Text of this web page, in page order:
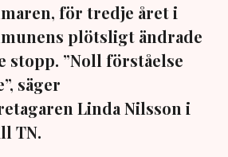
för tredje året i
plötsligt ändrade
”Noll förståelse
säger
Linda Nilsson i
TN.